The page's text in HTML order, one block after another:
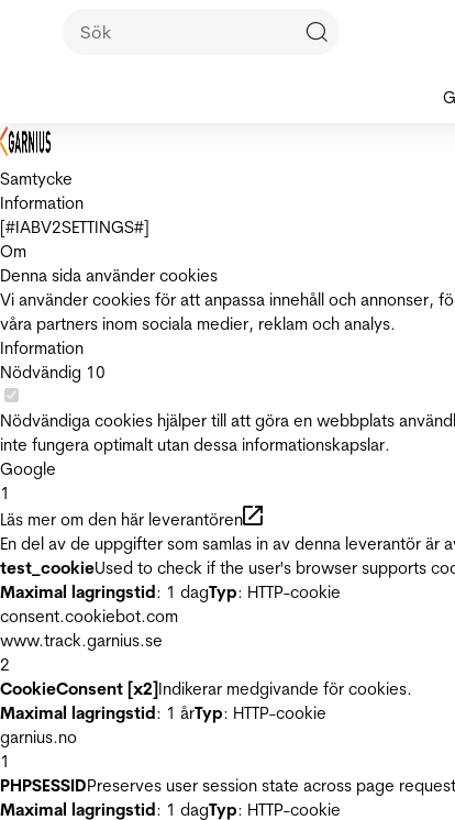
Samtycke
Information
[#IABV2SETTINGS#]
Om
Denna sida använder cookies
Vi använder cookies för att anpassa innehåll och annonser,
våra partners inom sociala medier, reklam och analys.
Information
Nödvändig 10
Nödvändiga cookies hjälper till att göra en webbplats
inte fungera optimalt utan dessa informationskapslar.
Google
1
Läs mer om den här leverantören
En del av de uppgifter som samlas in av denna leverantör
test_cookieUsed to check if the user's browser supports
Maximal lagringstid: 1 dagTyp: HTTP-cookie
consent.cookiebot.com
www.track.garnius.se
2
CookieConsent [x2]Indikerar medgivande för cookies.
Maximal lagringstid: 1 årTyp: HTTP-cookie
garnius.no
1
PHPSESSIDPreserves user session state across page
Maximal lagringstid: 1 dagTyp: HTTP-cookie